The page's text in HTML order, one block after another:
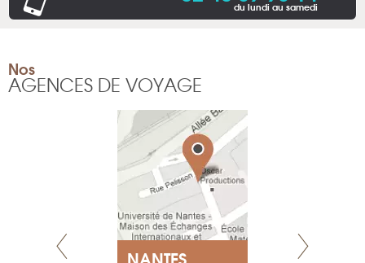
du lundi au samedi
Nos
AGENCES DE VOYAGE
NANTES